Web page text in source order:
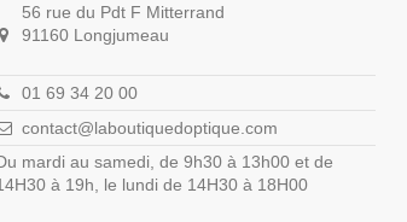
56 rue du Pdt F Mitterrand
91160 Longjumeau
01 69 34 20 00
contact@laboutiquedoptique.com
mardi au samedi, de 9h30 à 13h00 et de
à 19h, le lundi de 14H30 à 18H00